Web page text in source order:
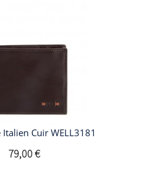
Cuir WELL3181
79,00 €